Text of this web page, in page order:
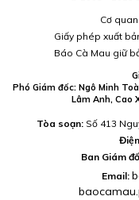
Cơ
Giấy phép xuất
Báo Cà Mau giữ
Phó Giám đốc: Ngô Minh
Lâm Anh, Cao
Tòa soạn:Số 413
Ban Giám
Email: